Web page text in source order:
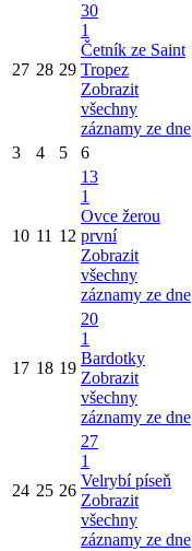
27 28 29
30
1
Četník ze Saint
Tropez
Zobrazit
všechny
záznamy ze dne
3 4 5 6
10 11 12
13
1
Ovce žerou
první
Zobrazit
všechny
záznamy ze dne
17 18 19
20
1
Bardotky
Zobrazit
všechny
záznamy ze dne
24 25 26
27
1
Velrybí píseň
Zobrazit
všechny
záznamy ze dne